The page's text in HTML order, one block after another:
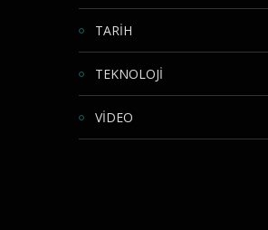
TARİH
TEKNOLOJİ
VİDEO